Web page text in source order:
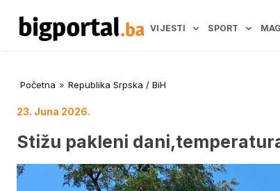
VIJESTI SPORT
Početna » Republika Srpska / BiH
23. Juna 2026.
Stižu pakleni